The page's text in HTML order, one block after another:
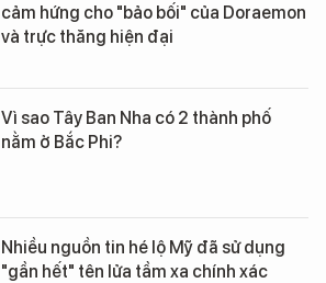
cảm hứng cho "bảo bối" của Doraemon
và trực thăng hiện đại
Vì sao Tây Ban Nha có 2 thành phố
nằm ở Bắc Phi?
Nhiều nguồn tin hé lộ Mỹ đã sử dụng
"gần hết" tên lửa tầm xa chính xác